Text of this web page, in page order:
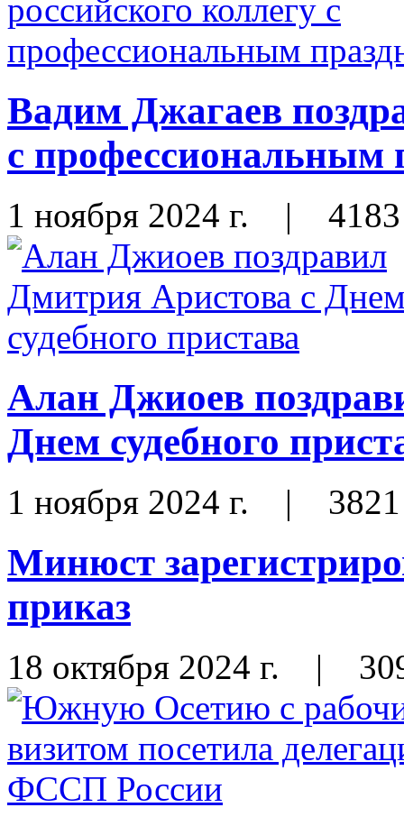
Вадим Джагаев
с профессиональным
1 ноября 2024 г. | 4183
Алан Джиоев
Днем судебного
1 ноября 2024 г. | 3821
Минюст
приказ
18 октября 2024 г. |